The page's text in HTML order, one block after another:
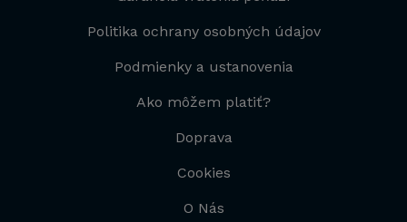
Politika ochrany osobných údajov
Podmienky a ustanovenia
Ako môžem platiť?
Doprava
Cookies
O Nás